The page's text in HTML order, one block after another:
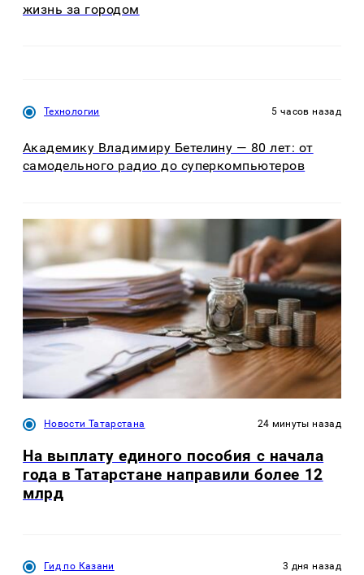
жизнь за городом
Технологии 5 часов назад
Академику Владимиру Бетелину — 80 лет: от
самодельного радио до суперкомпьютеров
Новости Татарстана 24 минуты назад
На выплату единого пособия с начала
года в Татарстане направили более 12
млрд
Гид по Казани 3 дня назад